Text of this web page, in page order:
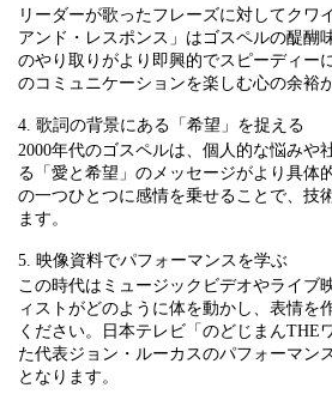
リーダーが歌ったフレーズに対してクワ
アンド・レスポンス」はゴスペルの醍醐
のやり取りがより即興的でスピーディー
のコミュニケーションを楽しむ心の余裕
4. 歌詞の背景にある「希望」を捉える
2000年代のゴスペルは、個人的な悩みや
る「愛と希望」のメッセージがより具体
の一つひとつに感情を乗せることで、技
ます。
5. 映像資料でパフォーマンスを学ぶ
この時代はミュージックビデオやライブ
ィストがどのように体を動かし、表情を
ください。日本テレビ「のどじまんTHE
た代表ジョン・ルーカスのパフォーマン
となります。